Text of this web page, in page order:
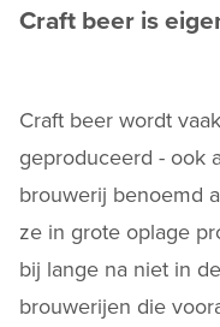
Craft beer is
Craft beer wordt
geproduceerd - ook
brouwerij benoemd
ze in grote oplage
bij lange na niet in
brouwerijen die